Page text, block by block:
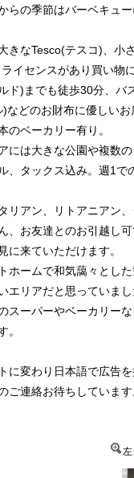
らの季節はバーベキュ
きなTesco(テスコ)、
イセンスがあり買い物
ド)までも徒歩30分、
などのお財布に優しいお
のベーカリー有り。
には大きな公園や複数
、タックス込み。週1で
リアン、リトアニアン
、お友達とのお引越し可
に来ていただけます。
ホームで和気藹々とした
エリアだと思っていま
スーパーやベーカリー
。
に変わり日本語で広告を
ご連絡お待ちしていま